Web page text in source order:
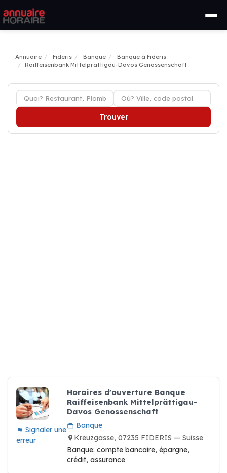
Annuaire Fideris Banque
Banque à Fideris
Raiffeisenbank Mittelprättigau-Davos Genossenschaft
Trouver
Signaler une
erreur
Horaires d'ouverture Banque
Raiffeisenbank Mittelprättigau-
Davos Genossenschaft
Banque
Kreuzgasse, 07235 FIDERIS — Suisse
Banque: compte bancaire, épargne,
crédit, assurance